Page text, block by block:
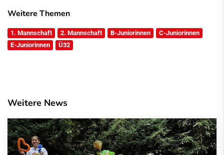
Weitere Themen
1. Mannschaft 2. Mannschaft B-Juniorinnen
C-Juniorinnen
E-Juniorinnen
Ü32
Weitere News